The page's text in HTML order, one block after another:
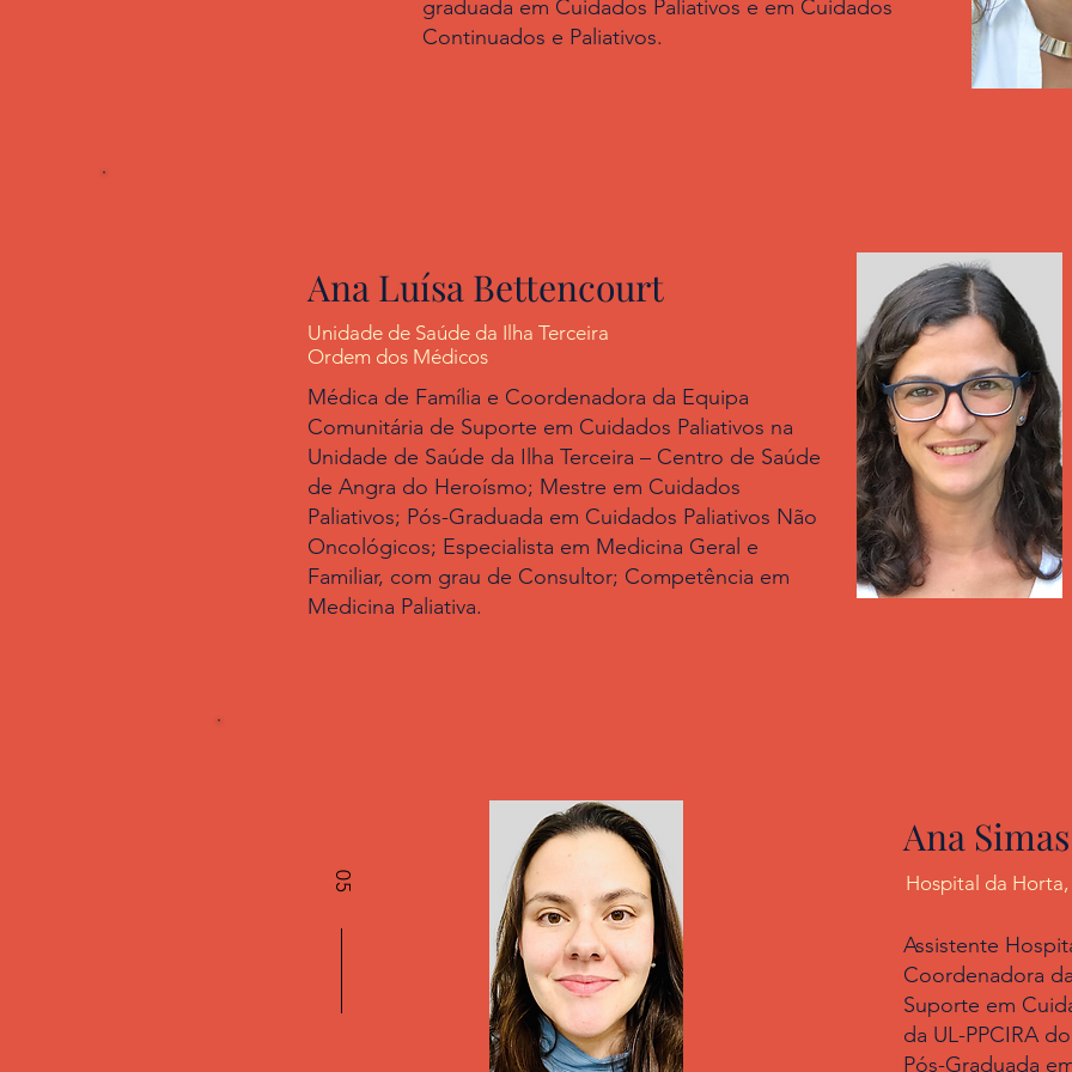
graduada em Cuidados Paliativos e em Cuidados
Continuados e Paliativos.
Ana Luísa Bettencourt
Unidade de Saúde da Ilha Terceira
Ordem dos Médicos
Médica de Família e Coordenadora da Equipa
Comunitária de Suporte em Cuidados Paliativos na
Unidade de Saúde da Ilha Terceira – Centro de Saúde
de Angra do Heroísmo; Mestre em Cuidados
Paliativos; Pós-Graduada em Cuidados Paliativos Não
Oncológicos; Especialista em Medicina Geral e
Familiar, com grau de Consultor; Competência em
Medicina Paliativa.
05
Ana
Hospital da Horta,
Assistente
Coordenadora
Suporte em
da UL-PPCIRA
Pós-Graduada